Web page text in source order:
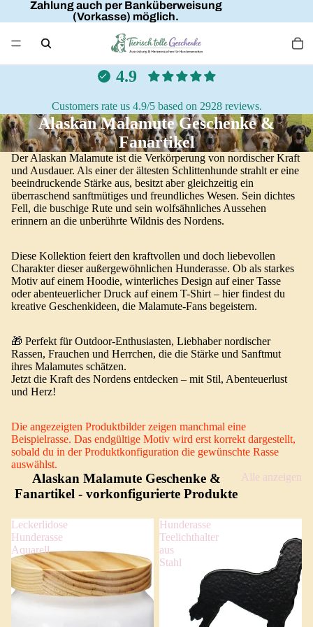
Zahlung auch per Banküberweisung
(Vorkasse) möglich.
4.9
Customers rate us 4.9/5 based on 2928 reviews.
Alaskan Malamute Geschenke &
Fanartikel
Der Alaskan Malamute ist die Verkörperung von nordischer Kraft
und Ausdauer. Als einer der ältesten Schlittenhunde strahlt er eine
beeindruckende Stärke aus, besitzt aber gleichzeitig ein
überraschend sanftmütiges und freundliches Wesen. Sein dichtes
Fell, die buschige Rute und sein wolfsähnliches Aussehen
erinnern an die unberührte Wildnis des Nordens.
Diese Kollektion feiert den kraftvollen und doch liebevollen
Charakter dieser außergewöhnlichen Hunderasse. Ob als starkes
Motiv auf einem Hoodie, winterliches Design auf einer Tasse
oder abenteuerlicher Druck auf einem T-Shirt – hier findest du
kreative Geschenkideen, die Malamute-Fans begeistern.
🎁 Perfekt für Outdoor-Enthusiasten, Liebhaber nordischer
Rassen, Frauchen und Herrchen, die die Stärke und Sanftmut
ihres Malamutes schätzen.
Jetzt die Kraft des Nordens entdecken – mit Stil, Abenteuerlust
und Herz!
Die angezeigten Produktbilder zeigen manchmal eine
Beispielrasse. Das endgültige Motiv wird erst korrekt dargestellt,
sobald du in der Produktkonfiguration die gewünschte Rasse
auswählst.
Alaskan Malamute Geschenke &
Fanartikel - vorkonfigurierte Produkte
Alle anzeigen
Leckerlidose
Hunderasse
Aquarell
Hunderasse
Teelichthalter
aus
Stahl